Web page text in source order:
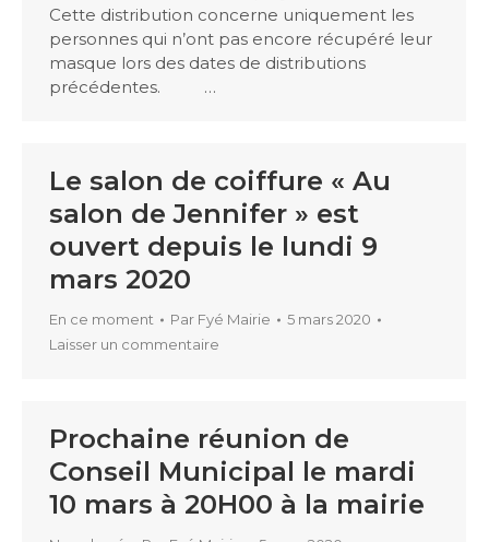
Cette distribution concerne uniquement les
personnes qui n’ont pas encore récupéré leur
masque lors des dates de distributions
précédentes. …
Le salon de coiffure « Au
salon de Jennifer » est
ouvert depuis le lundi 9
mars 2020
En ce moment Par Fyé Mairie
5 mars 2020
Laisser un commentaire
Prochaine réunion de
Conseil Municipal le mardi
10 mars à 20H00 à la mairie